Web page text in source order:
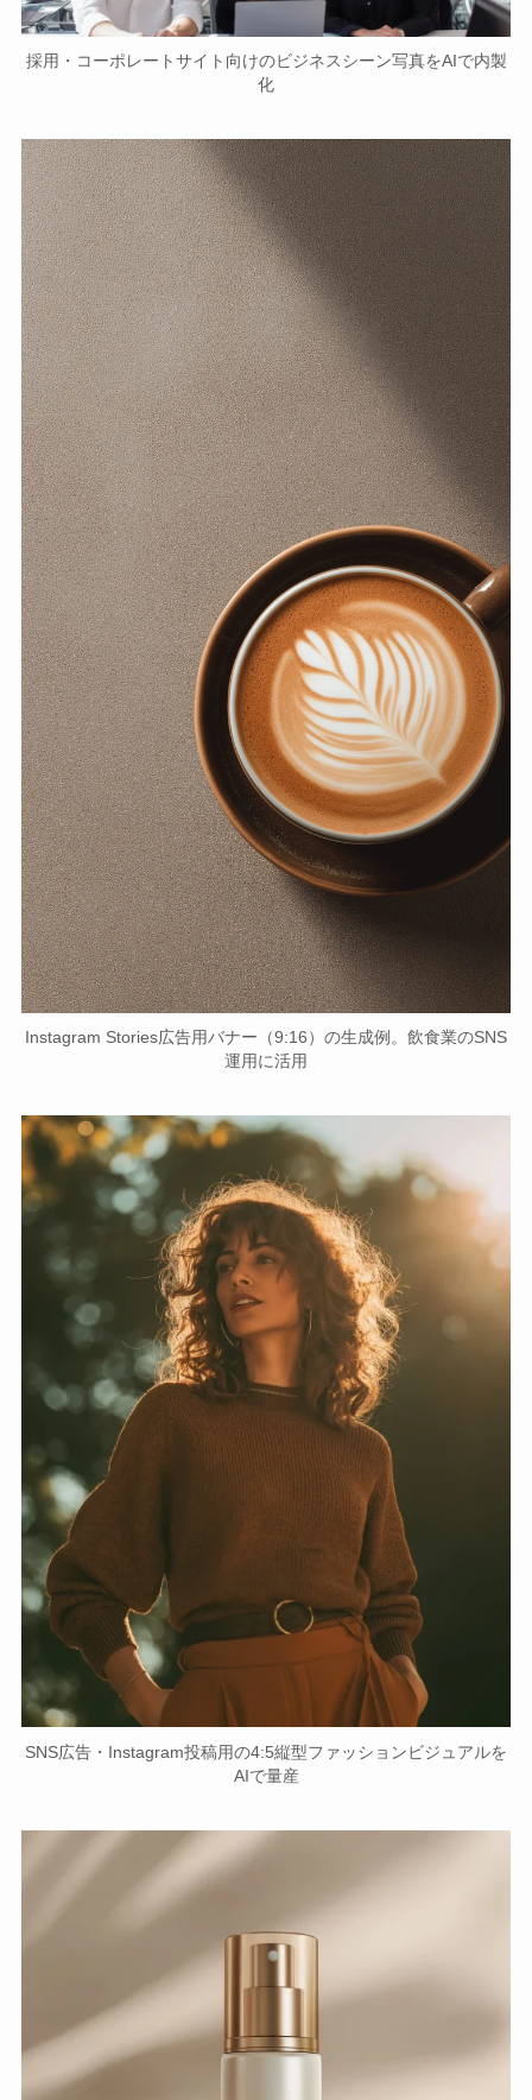
採用・コーポレートサイト向けのビジネスシーン写真をAIで内製
化
Instagram Stories広告用バナー（9:16）の生成例。飲食業のSNS
運用に活用
SNS広告・Instagram投稿用の4:5縦型ファッションビジュアルを
AIで量産